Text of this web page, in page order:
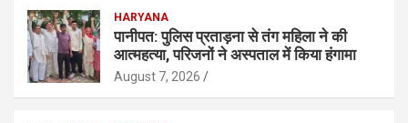
HARYANA
पानीपत: पुलिस प्रताड़ना से तंग महिला ने की
आत्महत्या, परिजनों ने अस्पताल में किया हंगामा
August 7, 2026